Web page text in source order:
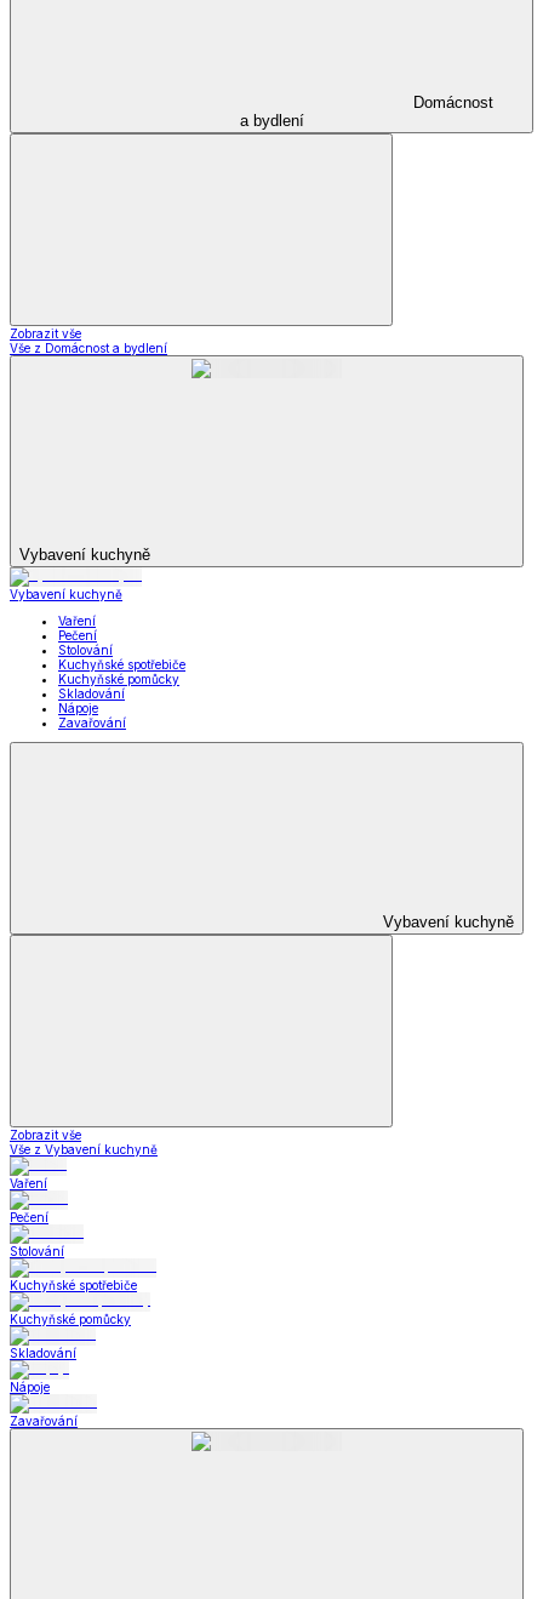
Domácnost
a bydlení
Zobrazit vše
Vše z Domácnost a bydlení
Vybavení kuchyně
Vybavení kuchyně
Vaření
Pečení
Stolování
Kuchyňské spotřebiče
Kuchyňské pomůcky
Skladování
Nápoje
Zavařování
Vybavení kuchyně
Zobrazit vše
Vše z Vybavení kuchyně
Vaření
Pečení
Stolování
Kuchyňské spotřebiče
Kuchyňské pomůcky
Skladování
Nápoje
Zavařování